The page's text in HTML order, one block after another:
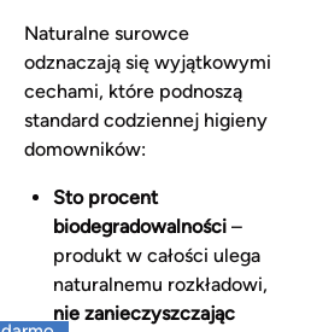
Naturalne surowce
odznaczają się wyjątkowymi
cechami, które podnoszą
standard codziennej higieny
domowników:
Sto procent
biodegradowalności–
produkt w całości ulega
naturalnemu rozkładowi,
nie zanieczyszczając